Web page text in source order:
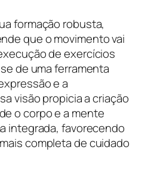
formação robusta,
que o movimento vai
de exercícios
de uma ferramenta
e a
visão propicia a criação
o corpo e a mente
integrada, favorecendo
completa de cuidado